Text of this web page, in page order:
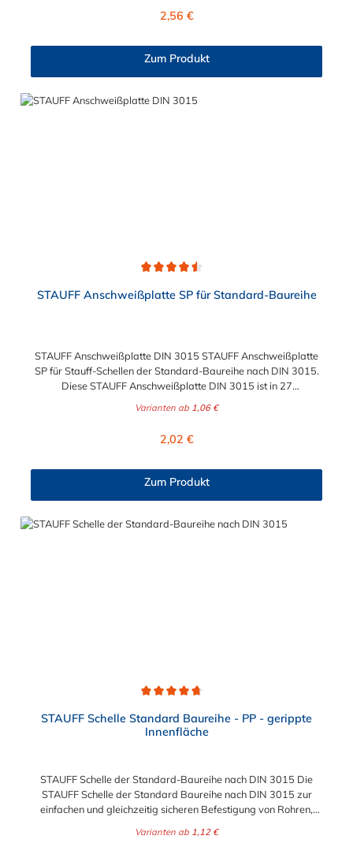
Regulärer Preis:
2,56 €
Zum Produkt
STAUFF Anschweißplatte SP für Standard-Baureihe
STAUFF Anschweißplatte DIN 3015 STAUFF Anschweißplatte
SP für Stauff-Schellen der Standard-Baureihe nach DIN 3015.
Diese STAUFF Anschweißplatte DIN 3015 ist in 27
Varianten ab 1,06 €
Regulärer Preis:
2,02 €
Zum Produkt
STAUFF Schelle Standard Baureihe - PP - gerippte
Innenfläche
STAUFF Schelle der Standard-Baureihe nach DIN 3015 Die
STAUFF Schelle der Standard Baureihe nach DIN 3015 zur
einfachen und gleichzeitig sicheren Befestigung von Rohren,
STAUFF Schelle nach DIN 3015 ist Polypropylen (PP). Passende
Varianten ab 1,12 €